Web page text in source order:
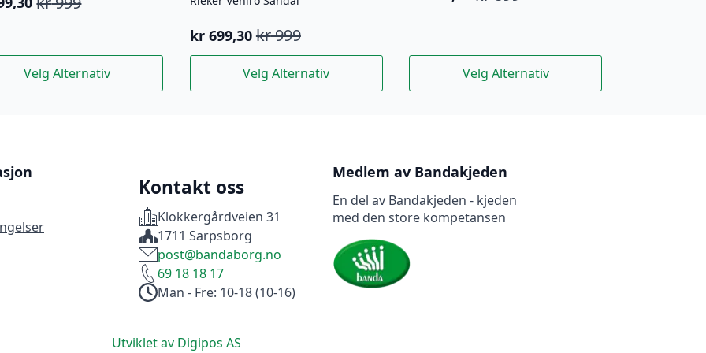
Velg Alternativ
kr999
Opprinnelig
pris
kr 999.
kr699,30
Nåværende
pris
kr 699,30.
Velg Alternativ
Dette
produktet
velges
produktsiden
kr 899.
kr 629,30.
Velg Alternativ
Dette
produktet
kan
på
produktsiden
Kontakt oss
Klokkergårdveien 31
1711 Sarpsborg
post@bandaborg.no
69 18 18 17
Man - Fre: 10-18 (10-16)
Medlem av Bandakjeden
En del av Bandakjeden - kjeden
med den store kompetansen
Utviklet av Digipos AS